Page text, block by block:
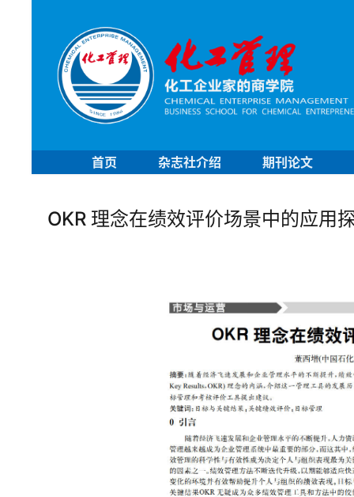
首页 杂志社介绍 期刊论文
OKR 理念在绩效评价场景中的应用